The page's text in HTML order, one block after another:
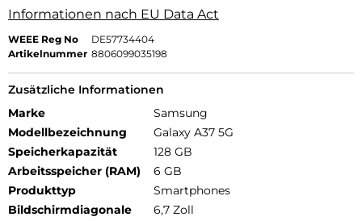
Informationen nach EU Data Act
WEEE Reg No
DE57734404
Artikelnummer 8806099035198
Zusätzliche Informationen
Marke
Samsung
Modellbezeichnung
Galaxy A37 5G
Speicherkapazität
128 GB
Arbeitsspeicher (RAM)
6 GB
Produkttyp
Smartphones
Bildschirmdiagonale
6,7 Zoll